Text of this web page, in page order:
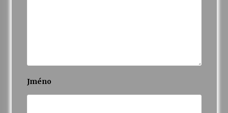
Jméno